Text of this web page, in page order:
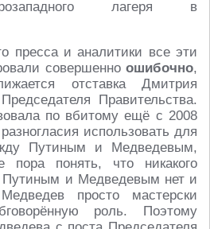
лагеря в
пресса и аналитики все эти
совершенно ошибочно,
отставка Дмитрия
Правительства.
по вбитому ещё с 2008
использовать для
Путиным и Медведевым,
понять, что никакого
Путиным и Медведевым нет и
просто мастерски
роль. Поэтому